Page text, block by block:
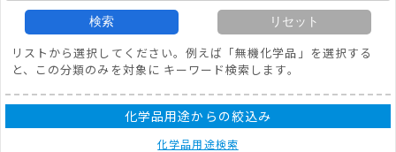
検索 リセット
リストから選択してください。例えば「無機化学品」を選択する
と、この分類のみを対象に キーワード検索します。
化学品用途からの絞込み
化学品用途検索